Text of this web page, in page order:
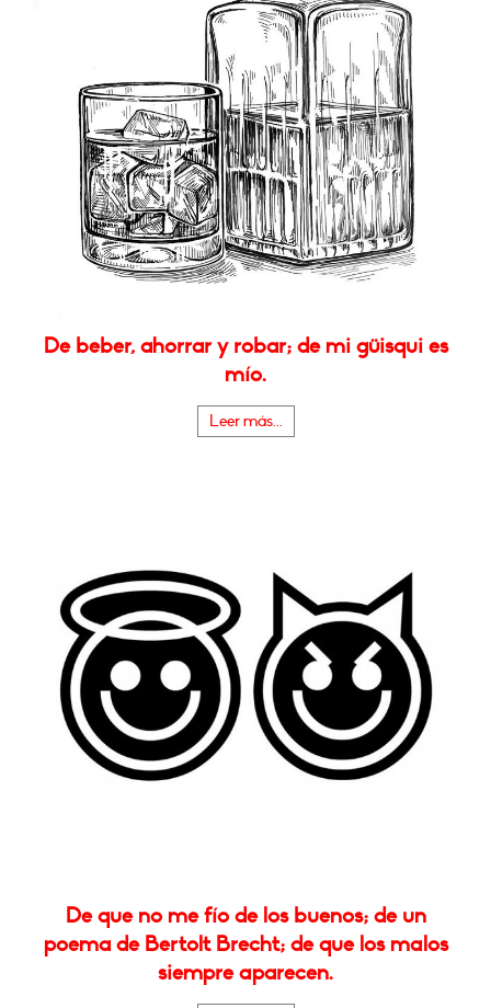
De beber, ahorrar y robar; de mi güisqui es
mío.
Leer más...
De que no me fío de los buenos; de un
poema de Bertolt Brecht; de que los malos
siempre aparecen.